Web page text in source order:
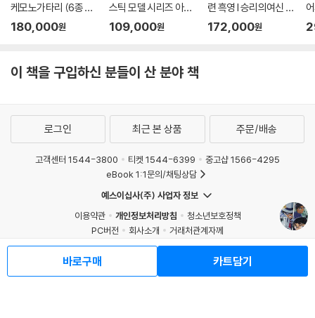
케모노가타리 (6종 세
트)
180,000원
스틱 모델 시리즈 아바
레스트 l 풀메탈패닉
109,000원
련 흑영 l 승리의여신 니
케
172,000원
이 책을 구입하신 분들이 산 분야 책
바로구매 카트담기
로그인 최근 본 상품 주문/배송
고객센터 1544-3800 티켓 1544-6399
중고샵 1566-4295
eBook 1:1문의/채팅상담
예스이십사(주) 사업자 정보
이용약관
개인정보처리방침
청소년보호정책
PC버전
회사소개
거래처관계자께
도서홍보
광고
Copyright © YES24 Corp. All Rights Reserved.
MATOM14